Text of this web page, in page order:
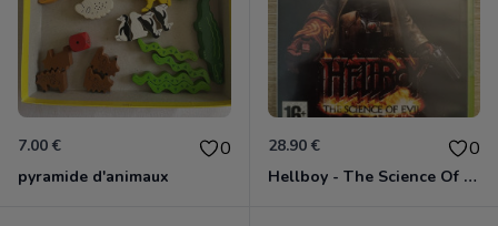
7.00 € 0
pyramide d'animaux
28.90 € 0
Hellboy - The Science Of Evil Xbox 360